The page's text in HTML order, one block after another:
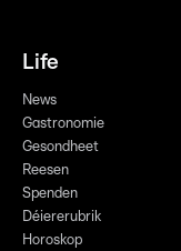
Life
News
Gastronomie
Gesondheet
Reesen
Spenden
Déiererubrik
Horoskop